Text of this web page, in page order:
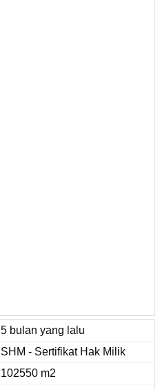
5 bulan yang lalu
SHM - Sertifikat Hak Milik
102550 m2